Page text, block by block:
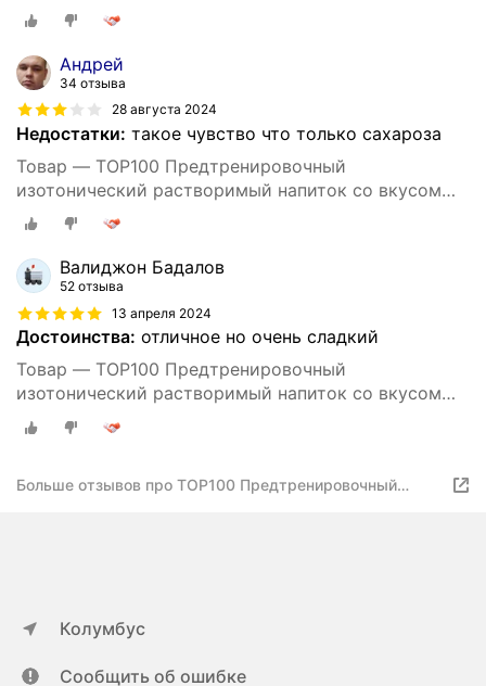
Андрей
34 отзыва
28 августа 2024
Недостатки: такое чувство что только сахароза
Товар — TOP100 Предтренировочный
изотонический растворимый напиток со вкусом
Яблоко 500г
Валиджон Бадалов
52 отзыва
13 апреля 2024
Достоинства: отличное но очень сладкий
Товар — TOP100 Предтренировочный
изотонический растворимый напиток со вкусом
Яблоко 500г
Больше отзывов про TOP100 Предтренировочный
Колумбус
Сообщить об ошибке